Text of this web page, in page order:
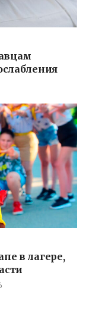
в лагере,